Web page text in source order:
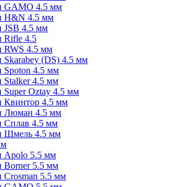
GAMO 4.5 мм
H&N 4.5 мм
JSB 4.5 мм
Rifle 4.5
RWS 4.5 мм
Skarabey (DS) 4.5 мм
Spoton 4.5 мм
Stalker 4.5 мм
Super Oztay 4.5 мм
Квинтор 4.5 мм
Люман 4.5 мм
Сплав 4.5 мм
Шмель 4.5 мм
Apolo 5.5 мм
Borner 5.5 мм
Crosman 5.5 мм